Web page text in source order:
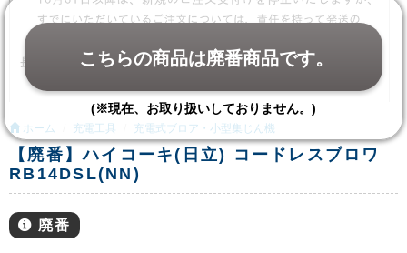
ホーム 充電工具 充電式ブロア・小型集じん機
【廃番】ハイコーキ(日立) コードレスブロワ
RB14DSL(NN)
廃番
こちらの商品は廃番商品です。
(※現在、お取り扱いしておりません。)